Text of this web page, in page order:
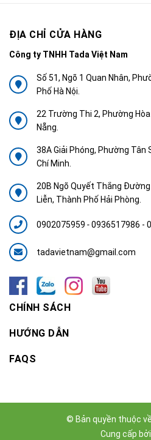
ĐỊA CHỈ CỬA HÀNG
Công ty TNHH Tada Việt Nam
Số 51, Ngõ 1 Quan Nhân,
Phố Hà Nội.
22 Trường Thi 2, Phường
Nẵng.
38A Giải Phóng, Phường Tân
Chí Minh.
20B Ngõ Quyết Thắng
Liễn, Thành Phố Hải Phòng.
0902075959 -0936517986 -
tadavietnam@gmail.com
CHÍNH SÁCH
HƯỚNG DẪN
FAQS
© Bản quyền thuộc về
Cung cấp bởi